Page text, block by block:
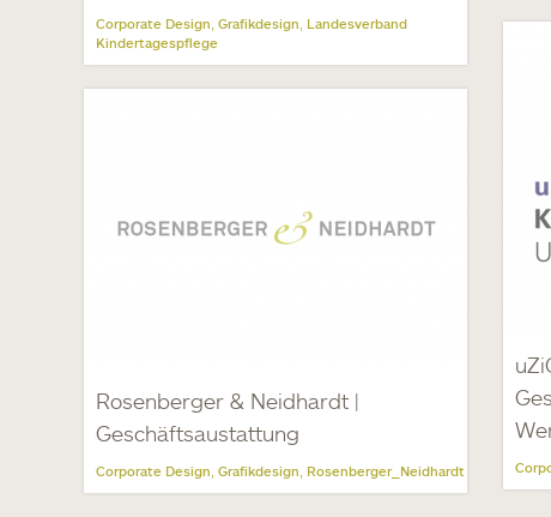
Corporate Design Grafikdesign Landesverband
Kindertagespflege
Rosenberger & Neidhardt |
Geschäftsaustattung
Corporate Design Grafikdesign Rosenberger_Neidhardt